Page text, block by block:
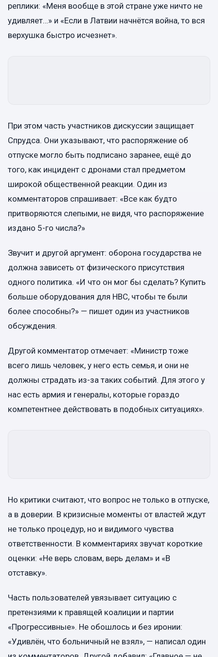
реплики: «Меня вообще в этой стране уже ничто не
удивляет…» и «Если в Латвии начнётся война, то вся
верхушка быстро исчезнет».
При этом часть участников дискуссии защищает
Спрудса. Они указывают, что распоряжение об
отпуске могло быть подписано заранее, ещё до
того, как инцидент с дронами стал предметом
широкой общественной реакции. Один из
комментаторов спрашивает: «Все как будто
притворяются слепыми, не видя, что распоряжение
издано 5-го числа?»
Звучит и другой аргумент: оборона государства не
должна зависеть от физического присутствия
одного политика. «И что он мог бы сделать? Купить
больше оборудования для НВС, чтобы те были
более способны?» — пишет один из участников
обсуждения.
Другой комментатор отмечает: «Министр тоже
всего лишь человек, у него есть семья, и они не
должны страдать из-за таких событий. Для этого у
нас есть армия и генералы, которые гораздо
компетентнее действовать в подобных ситуациях».
Но критики считают, что вопрос не только в отпуске,
а в доверии. В кризисные моменты от властей ждут
не только процедур, но и видимого чувства
ответственности. В комментариях звучат короткие
оценки: «Не верь словам, верь делам» и «В
отставку».
Часть пользователей увязывает ситуацию с
претензиями к правящей коалиции и партии
«Прогрессивные». Не обошлось и без иронии:
«Удивлён, что больничный не взял», — написал один